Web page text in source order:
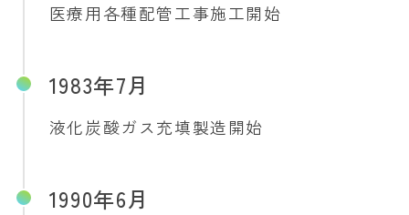
医療用各種配管工事施工開始
1983年7月
液化炭酸ガス充填製造開始
1990年6月